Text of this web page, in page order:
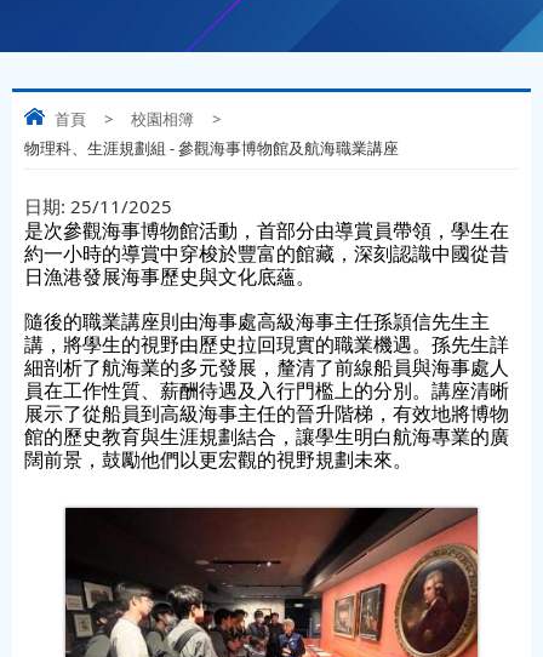
首頁 > 校園相簿
>
物理科、生涯規劃組 - 參觀海事博物館及航海職業講座
日期: 25/11/2025
是次參觀海事博物館活動，首部分由導賞員帶領，學生在
約一小時的導賞中穿梭於豐富的館藏，深刻認識中國從昔
日漁港發展海事歷史與文化底蘊。
隨後的職業講座則由海事處高級海事主任孫頴信先生主
講，將學生的視野由歷史拉回現實的職業機遇。孫先生詳
細剖析了航海業的多元發展，釐清了前線船員與海事處人
員在工作性質、薪酬待遇及入行門檻上的分別。講座清晰
展示了從船員到高級海事主任的晉升階梯，有效地將博物
館的歷史教育與生涯規劃結合，讓學生明白航海專業的廣
闊前景，鼓勵他們以更宏觀的視野規劃未來。